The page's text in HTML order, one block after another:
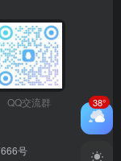
QQ交流群
号
38°